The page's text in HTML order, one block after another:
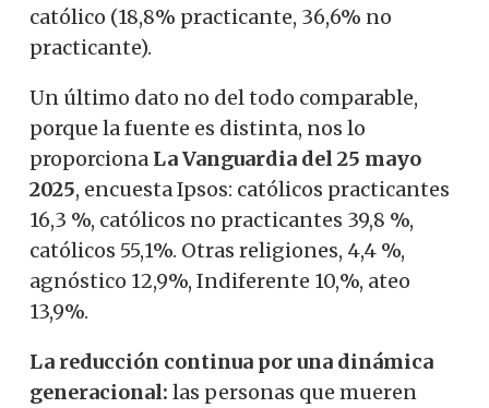
católico (18,8% practicante, 36,6% no
practicante).
Un último dato no del todo comparable,
porque la fuente es distinta, nos lo
proporciona La Vanguardia del 25 mayo
2025, encuesta Ipsos: católicos practicantes
16,3 %, católicos no practicantes 39,8 %,
católicos 55,1%. Otras religiones, 4,4 %,
agnóstico 12,9%, Indiferente 10,%, ateo
13,9%.
La reducción continua por una dinámica
generacional: las personas que mueren